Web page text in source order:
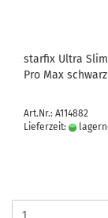
star­fix Ultra
Pro Max schwarz
Art.Nr.: A114882
Lieferzeit: